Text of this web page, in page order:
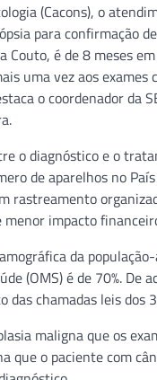
(Cacons), o
para confirmação
é de 8 meses
uma vez aos
o coordenador da
o diagnóstico e o
de aparelhos no
rastreamento
impacto
da
(OMS) é de 70%.
chamadas leis dos
maligna que os
que o paciente com